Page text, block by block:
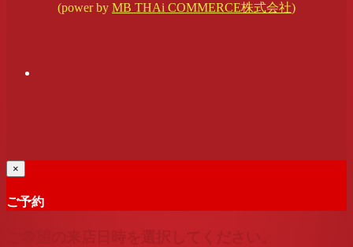
(power by MB THAi COMMERCE株式会社)
×
ご予約